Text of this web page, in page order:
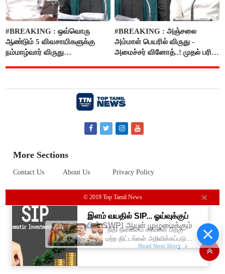
#BREAKING : ஒவ்வொரு
ஆண்டும் 5 விவசாயிகளுக்கு
நம்மாழ்வார் விருது
#BREAKING : அஞ்சலை
அம்மாள் பெயரில் விருது -
அமைச்சர் வினோத்..! முதல் பரிசு
More Sections
Contact Us About Us Privacy Policy
© 2019 Top Tamil News
“நிதி நிலைமை சரியான பிறகு
மற்ற திட்டங்கள் அறிவிக்கப்படும்”-
அமைச்சர் நிர்மல்குமார் விளக்கம்